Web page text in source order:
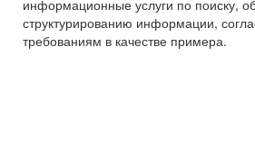
информационные услуги по поиску,
структурированию информации,
требованиям в качестве примера.